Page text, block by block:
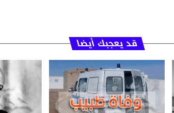
قد يعجبك أيضا